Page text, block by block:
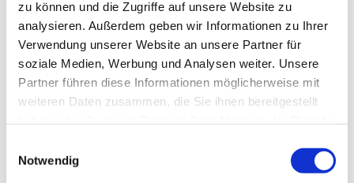
zu können und die Zugriffe auf unsere Website zu
analysieren. Außerdem geben wir Informationen zu Ihrer
Verwendung unserer Website an unsere Partner für
soziale Medien, Werbung und Analysen weiter. Unsere
Partner führen diese Informationen möglicherweise mit
weiteren Daten zusammen, die Sie ihnen bereitgestellt
Notwendig
12207 Berlin-Lichterfelde
Wir freuen uns über rege Teilnahme auch von
Angehörigen und Menschen aus Nachbarschaft
und Gemeinde.